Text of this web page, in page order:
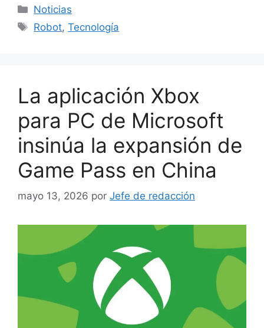
Categorías
Noticias
Etiquetas
Robot,Tecnología
La aplicación Xbox
para PC de Microsoft
insinúa la expansión de
Game Pass en China
mayo 13, 2026 por Jefe de redacción